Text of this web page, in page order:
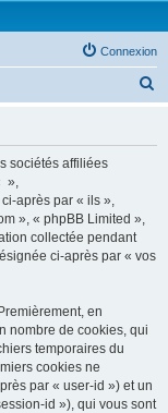
Connexion
sociétés affiliées
»,
après par « ils »,
», « phpBB Limited »,
collectée pendant
ci-après par « vos
en
nombre de cookies, qui
temporaires du
cookies ne
par « user-id ») et un
id »), qui vous sont